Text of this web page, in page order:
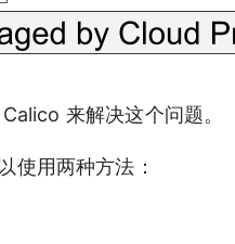
来解决这个问题。
使用两种方法：